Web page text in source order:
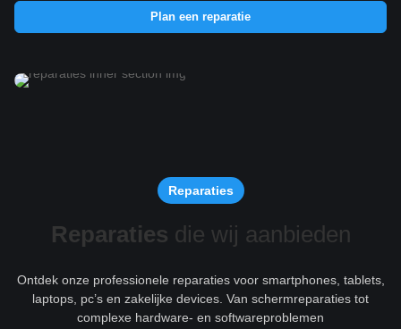
Plan een reparatie
Reparaties
Reparaties die wij aanbieden
Ontdek onze professionele reparaties voor smartphones, tablets,
laptops, pc’s en zakelijke devices. Van schermreparaties tot
complexe hardware- en softwareproblemen